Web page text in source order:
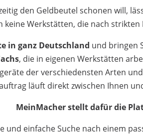
den Geldbeutel schonen will,
keine Werkstätten, die nach
in ganz Deutschland und bringen
, die in eigenen Werkstätten
der verschiedensten Arten
läuft direkt zwischen Ihnen
MeinMacher stellt dafür die
und einfache Suche nach einem